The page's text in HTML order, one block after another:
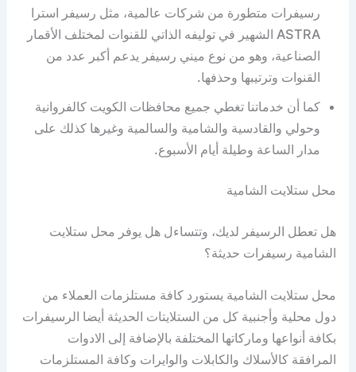
رسيفرات متطورة من شركات عالمية، مثل رسيفر استرا
ASTRA الشهير في توليفه الذاتي للقنوات لمختلف الأقمار
الصناعية، وهو من نوع ميني رسيفر يدعم أكبر عدد من
القنوات وترتيبها وحذفها.
كما أن خدماتنا تغطي جميع محافظات الكويت كالفروانية
وحولي والقادسية والشامية والسالمية وغيرها كذلك على
مدار الساعة وطيلة أيام الأسبوع.
محل ستلايت الشامية
هل تعطل الرسيفر لديك، وتتساءل هل يوفر محل ستلايت
الشامية رسيفرات حديثة؟
محل ستلايت الشامية يستورد كافة مستلزمات العملاء من
دول محلية وأجنبية كل من الستلايتات الحديثة أيضا الرسيفرات
بكافة أنواعها وماركاتها المختلفة بالإضافة إلى الادوات
المرافقة كالأسلاك والكابلات والوايرات وكافة المستلزمات